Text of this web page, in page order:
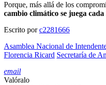
Porque, más allá de los
cambio climático se juega cada
Escrito porc2281666
Asamblea Nacional de
Florencia Ricard Secretaría de
email
Valóralo